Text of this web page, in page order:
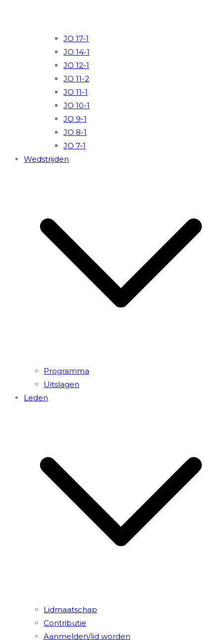
JO 17-1
JO 14-1
JO 12-1
JO 11-2
JO 11-1
JO 10-1
JO 9-1
JO 8-1
JO 7-1
Wedstrijden
Programma
Uitslagen
Leden
Lidmaatschap
Contributie
Aanmelden/lid worden